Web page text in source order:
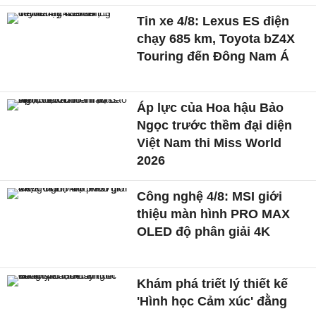
Tin xe 4/8: Lexus ES điện
chạy 685 km, Toyota bZ4X
Touring đến Đông Nam Á
Áp lực của Hoa hậu Bảo
Ngọc trước thềm đại diện
Việt Nam thi Miss World
2026
Công nghệ 4/8: MSI giới
thiệu màn hình PRO MAX
OLED độ phân giải 4K
Khám phá triết lý thiết kế
'Hình học Cảm xúc' đằng